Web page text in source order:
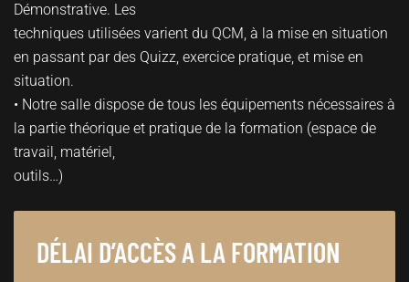
Démonstrative. Les
techniques utilisées varient du QCM, à la mise en situation
en passant par des Quizz, exercice pratique, et mise en
situation.
• Notre salle dispose de tous les équipements nécessaires à
la partie théorique et pratique de la formation (espace de
travail, matériel,
outils…)
DÉLAI D’ACCÈS A LA FORMATION